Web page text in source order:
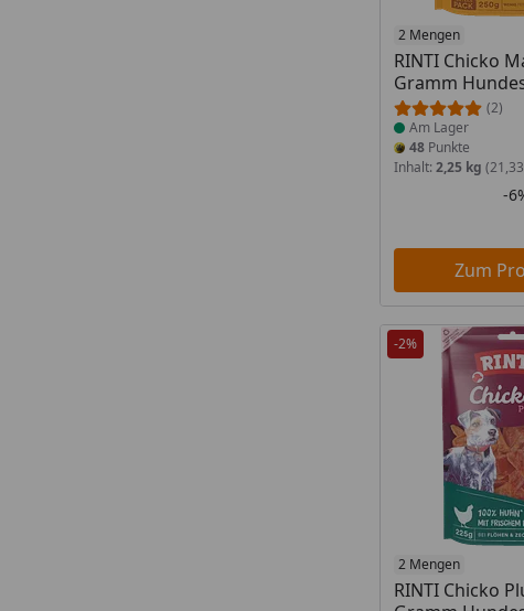
2 Mengen
RINTI Chicko
Gramm
(2)
Produkt am
Am Lager
48 Punkte
Inhalt: 2,25 kg
-
Zum
-2%
2 Mengen
RINTI Chicko
Produkt am